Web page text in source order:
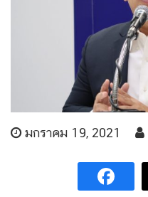
มกราคม 19, 2021